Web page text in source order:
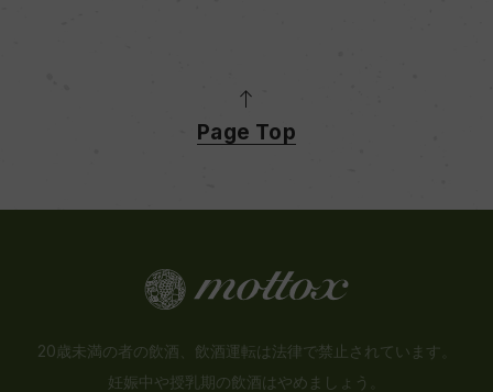
Page Top
20歳未満の者の飲酒、飲酒運転は法律で禁止されています。
妊娠中や授乳期の飲酒はやめましょう。